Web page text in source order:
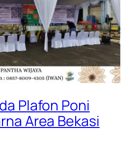
Plafon Poni
Area Bekasi